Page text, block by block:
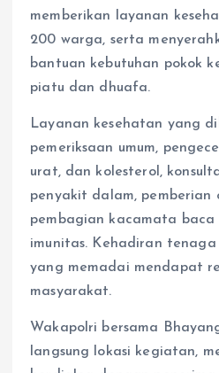
memberikan layanan
200 warga, serta
bantuan kebutuhan pokok
piatu dan dhuafa.
Layanan kesehatan yang
pemeriksaan umum,
urat, dan kolesterol,
penyakit dalam, pemberian
pembagian kacamata
imunitas. Kehadiran
yang memadai mendapat
masyarakat.
Wakapolri bersama
langsung lokasi kegiatan,